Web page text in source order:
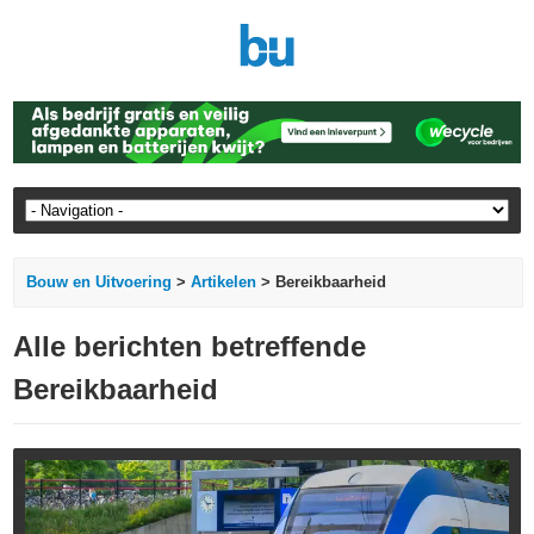
Bouw en Uitvoering >Artikelen > Bereikbaarheid
Alle berichten betreffende
Bereikbaarheid